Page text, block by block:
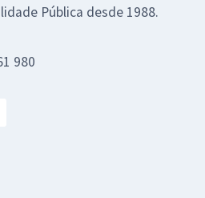
Pública desde 1988.
980